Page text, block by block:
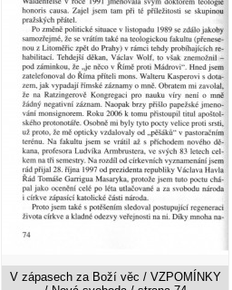
V zápasech za Boží věc / VZPOMÍNKY